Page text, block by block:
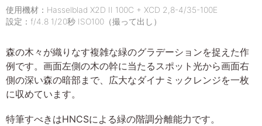
使用機材：Hasselblad X2D II 100C + XCD 2,8-4/35-100E
設定：f/4.8 1/20秒 ISO100（撮って出し）
森の木々が織りなす複雑な緑のグラデーションを捉えた作
例です。画面左側の木の幹に当たるスポット光から画面右
側の深い森の暗部まで、広大なダイナミックレンジを一枚
に収めています。
特筆すべきはHNCSによる緑の階調分離能力です。